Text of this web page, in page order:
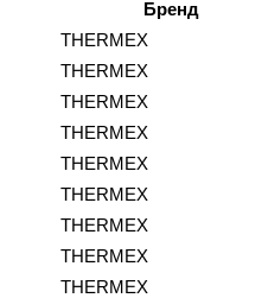
Бренд
THERMEX
THERMEX
THERMEX
THERMEX
THERMEX
THERMEX
THERMEX
THERMEX
THERMEX